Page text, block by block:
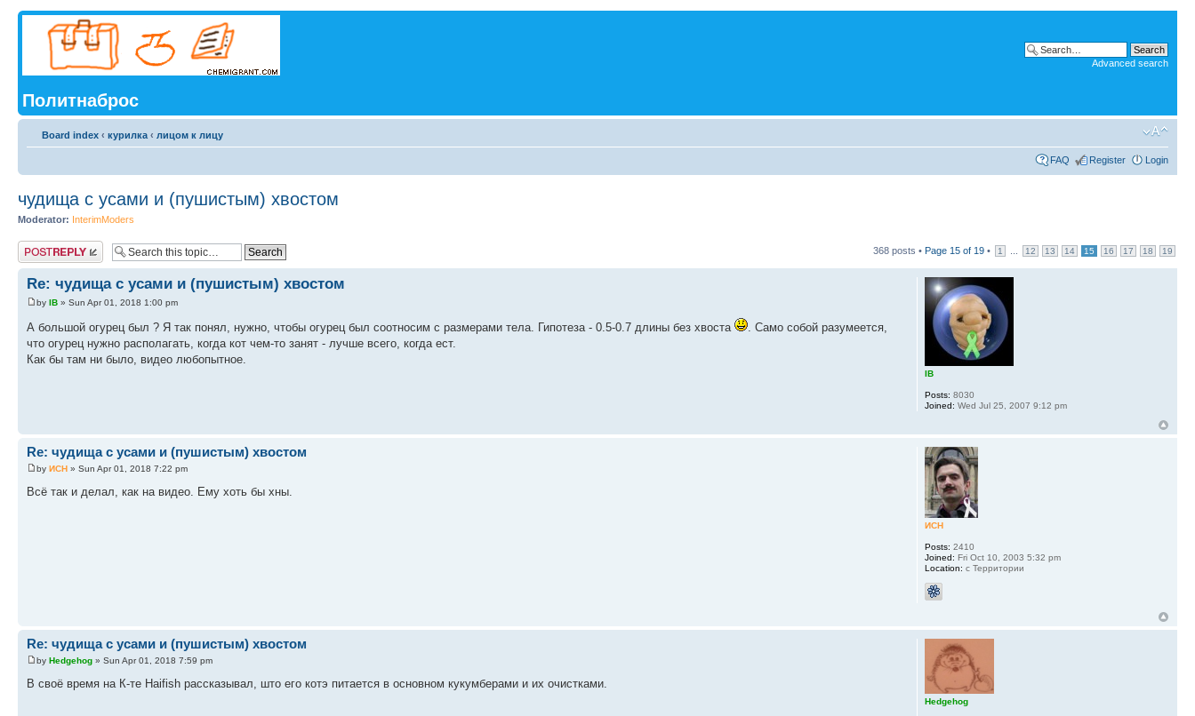
Политнаброс
Advanced search
Board index ‹ курилка ‹ лицом к лицу
FAQ Register Login
чудища с усами и (пушистым) хвостом
Moderator: InterimModers
Post a reply 368 posts • Page 15 of 19 • 1 12 13 14 15 16 17 18 19
Re: чудища с усами и (пушистым) хвостом
by IB » Sun Apr 01, 2018 1:00 pm
А большой огурец был ? Я так понял, нужно, чтобы огурец был соотносим с размерами тела. Гипотеза - 0.5-0.7 длины без хвоста
. Само собой разумеется,
что огурец нужно располагать, когда кот чем-то занят - лучше всего, когда ест.
Как бы там ни было, видео любопытное.
IB
Posts: 8030
Joined: Wed Jul 25, 2007 9:12 pm
Re: чудища с усами и (пушистым) хвостом
by ИСН » Sun Apr 01, 2018 7:22 pm
Всё так и делал, как на видео. Ему хоть бы хны.
ИСН
Posts: 2410
Joined: Fri Oct 10, 2003 5:32 pm
Location: с Территории
Re: чудища с усами и (пушистым) хвостом
by Hedgehog » Sun Apr 01, 2018 7:59 pm
В своё время на К-те Haifish рассказывал, што его котэ питается в основном кукумберами и их очистками.
Hedgehog